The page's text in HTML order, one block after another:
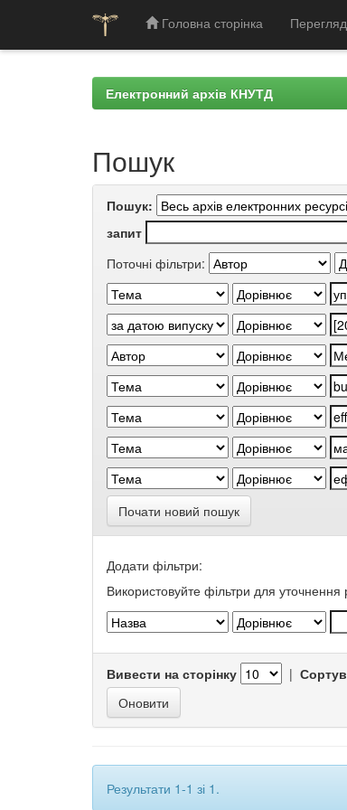
Головна сторінка Перегляд
Електронний архів КНУТД
Пошук
Пошук:
запит
Поточні фільтри:
Почати новий пошук
Додати фільтри:
Використовуйте фільтри для уточнення
Вивести на сторінку |
Результати 1-1 зі 1.